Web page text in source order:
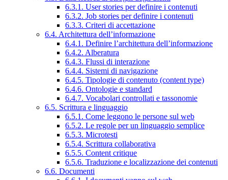
6.3.1. User stories per definire i contenuti
6.3.2. Job stories per definire i contenuti
6.3.3. Criteri di accettazione
6.4. Architettura dell’informazione
6.4.1. Definire l’architettura dell’informazione
6.4.2. Alberatura
6.4.3. Flussi di interazione
6.4.4. Sistemi di navigazione
6.4.5. Tipologie di contenuto (content type)
6.4.6. Ontologie e standard
6.4.7. Vocabolari controllati e tassonomie
6.5. Scrittura e linguaggio
6.5.1. Come leggono le persone sul web
6.5.2. Le regole per un linguaggio semplice
6.5.3. Microtesti
6.5.4. Scrittura collaborativa
6.5.5. Content critique
6.5.6. Traduzione e localizzazione dei contenuti
6.6. Documenti